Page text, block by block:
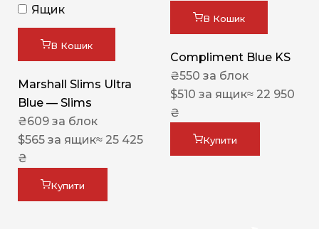
Ящик
В Кошик
Marshall Slims Ultra
Blue — Slims
₴609 за блок
$565 за ящик≈ 25 425
₴
Купити
В Кошик
Compliment Blue KS
₴550 за блок
$510 за ящик≈ 22 950
₴
Купити